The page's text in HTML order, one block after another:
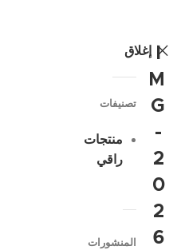
I
M
G
-
2
0
2
6
إغلاق
تصنيفات
منتجات
راقي
المنشورات